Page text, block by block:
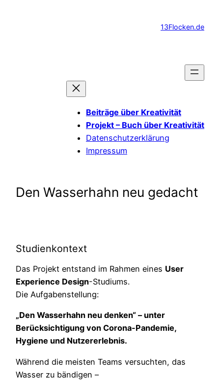
13Flocken.de
Beiträge über Kreativität
Projekt – Buch über Kreativität
Datenschutzerklärung
Impressum
Den Wasserhahn neu gedacht
Studienkontext
Das Projekt entstand im Rahmen eines User
Experience Design-Studiums.
Die Aufgabenstellung:
„Den Wasserhahn neu denken“ – unter
Berücksichtigung von Corona-Pandemie,
Hygiene und Nutzererlebnis.
Während die meisten Teams versuchten, das
Wasser zu bändigen –